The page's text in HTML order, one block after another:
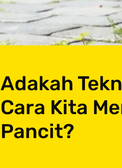
Adakah
Cara Kita
Pancit?